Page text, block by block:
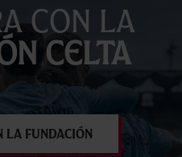
con la
Celta
la Fundación